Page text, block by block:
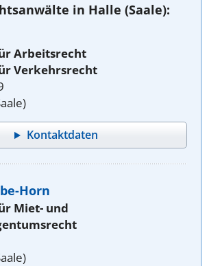
in Halle (Saale):
Arbeitsrecht
Verkehrsrecht
Kontaktdaten
Horn
Miet- und